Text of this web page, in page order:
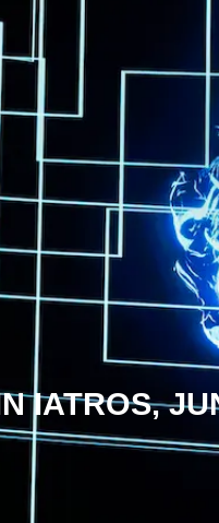
IATROS,